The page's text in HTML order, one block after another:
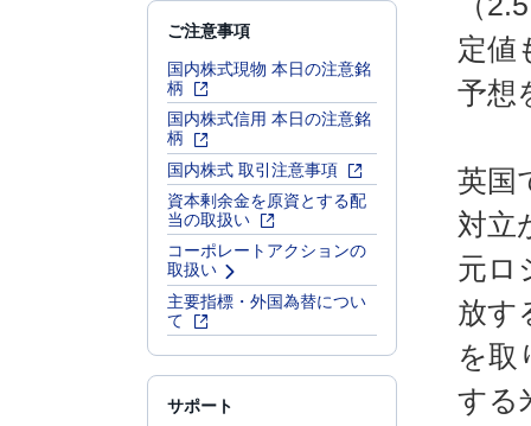
ご注意事項
国内株式現物 本日の注意銘
柄
国内株式信用 本日の注意銘
柄
国内株式 取引注意事項
資本剰余金を原資とする配
当の取扱い
コーポレートアクションの
取扱い
主要指標・外国為替につい
て
サポート
定値
予想
英国
対立
元ロ
放す
を取
する